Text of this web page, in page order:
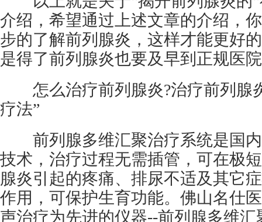
介绍，希望通过上述文章的介绍，
步的了解前列腺炎，这样才能更好
是得了前列腺炎也要及早到正规医
怎么治疗前列腺炎?治疗前列腺
疗法”
前列腺多维汇聚治疗系统是国内
技术，治疗过程无需插管，可在极
腺炎引起的疼痛、排尿不适及其它
作用，可保护生育功能。佛山名仕
声治疗为先进的仪器--前列腺多维